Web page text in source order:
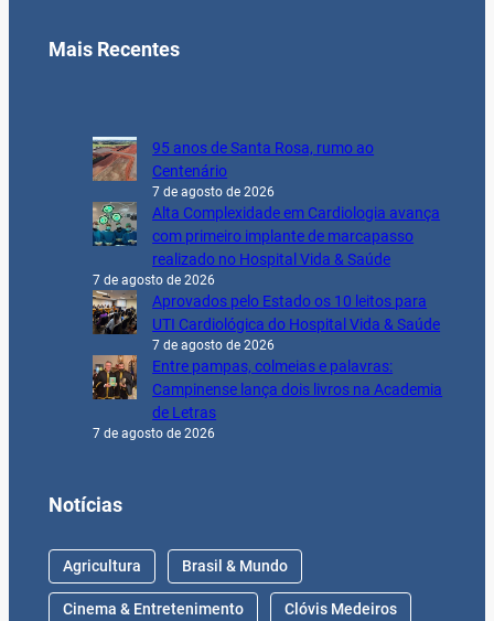
Mais Recentes
95 anos de Santa Rosa, rumo ao
Centenário
7 de agosto de 2026
Alta Complexidade em Cardiologia avança
com primeiro implante de marcapasso
realizado no Hospital Vida & Saúde
7 de agosto de 2026
Aprovados pelo Estado os 10 leitos para
UTI Cardiológica do Hospital Vida & Saúde
7 de agosto de 2026
Entre pampas, colmeias e palavras:
Campinense lança dois livros na Academia
de Letras
7 de agosto de 2026
Notícias
Agricultura Brasil & Mundo
Cinema & Entretenimento Clóvis Medeiros